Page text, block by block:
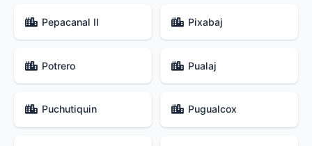
Pepacanal II Pixabaj
Potrero Pualaj
Puchutiquin Pugualcox